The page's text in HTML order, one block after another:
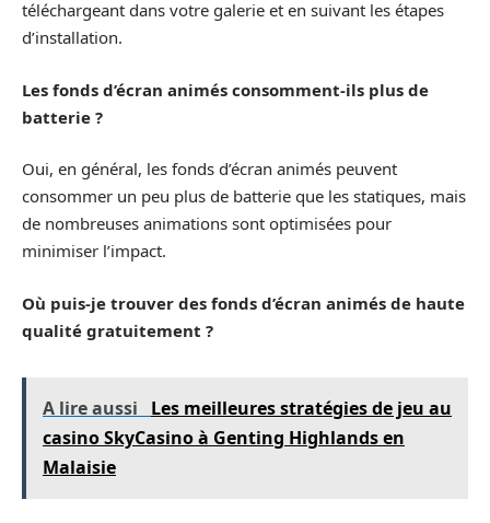
téléchargeant dans votre galerie et en suivant les étapes
d’installation.
Les fonds d’écran animés consomment-ils plus de
batterie ?
Oui, en général, les fonds d’écran animés peuvent
consommer un peu plus de batterie que les statiques, mais
de nombreuses animations sont optimisées pour
minimiser l’impact.
Où puis-je trouver des fonds d’écran animés de haute
qualité gratuitement ?
A lire aussi
Les meilleures stratégies de jeu au
casino SkyCasino à Genting Highlands en
Malaisie